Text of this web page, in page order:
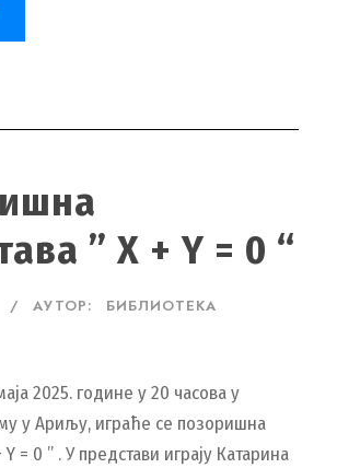
” X + Y = 0 “
АУТОР:
БИБЛИОТЕКА
2025. године у 20 часова у
у Ариљу, играће се позоришна
Y = 0 ” . У представи играју Катарина